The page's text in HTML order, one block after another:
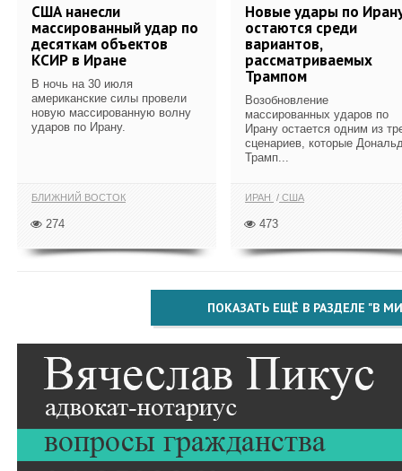
США нанесли
массированный удар по
десяткам объектов
КСИР в Иране
В ночь на 30 июля
американские силы провели
новую массированную волну
ударов по Ирану.
БЛИЖНИЙ ВОСТОК
274
Новые удары по
остаются среди
вариантов,
рассматриваемых
Трампом
Возобновление
массированных ударов по
Ирану остается одним из
сценариев, которые
Трамп...
ИРАН США
473
ПОКАЗАТЬ ЕЩЁ В РАЗДЕЛЕ "В